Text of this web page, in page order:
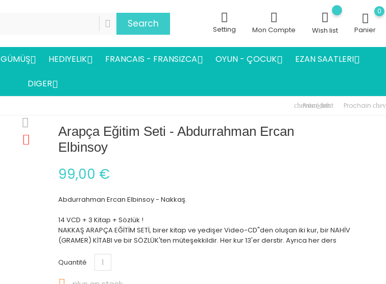
Search Setting Mon Compte Wish list
0
Panier
GÜMÜŞ HEDIYELIK FRANCAIS - FRANSIZCA OYUN - ÇOCUK EZAN SAATLERI
DIGER
chevron_left
Précédent Prochain
Arapça Eğitim Seti - Abdurrahman Ercan
Elbinsoy
99,00 €
Abdurrahman Ercan Elbinsoy - Nakkaş.
14 VCD + 3 Kitap + Sözlük !
NAKKAŞ ARAPÇA EĞİTİM SETİ, birer kitap ve yedişer Video-CD"den oluşan iki kur, bir NAHİV
(GRAMER) KİTABI ve bir SÖZLÜK'ten müteşekkildir. Her kur 13'er derstir. Ayrıca her ders
Quantité